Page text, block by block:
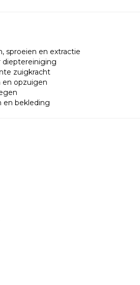
sproeien en extractie
dieptereiniging
zuigkracht
en opzuigen
en bekleding